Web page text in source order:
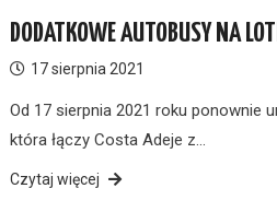
DODATKOWE AUTOBUSY NA
17 sierpnia 2021
Od 17 sierpnia 2021 roku ponownie
która łączy Costa Adeje z…
Czytaj więcej